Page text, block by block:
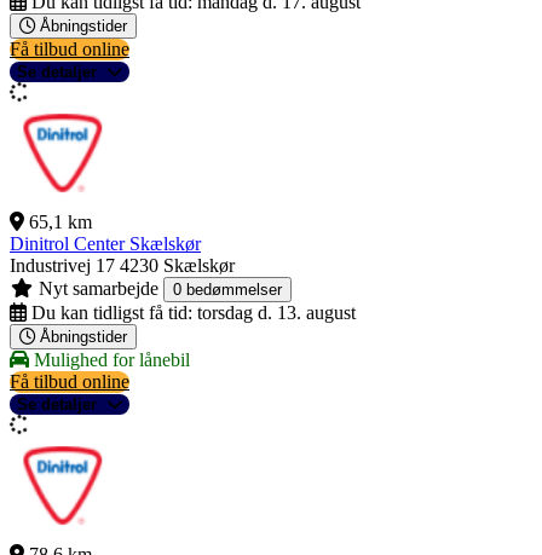
Åbningstider
Få tilbud online
Se detaljer
65,1 km
Dinitrol Center Skælskør
Industrivej 17 4230 Skælskør
Nyt samarbejde
0 bedømmelser
Du kan tidligst få tid: torsdag d. 13. august
Åbningstider
Mulighed for lånebil
Få tilbud online
Se detaljer